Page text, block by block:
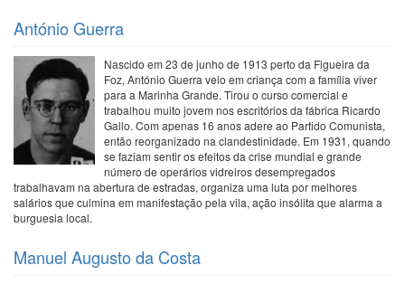
António Guerra
Nascido em 23 de junho de 1913 perto da Figueira da
Foz, António Guerra veio em criança com a família viver
para a Marinha Grande. Tirou o curso comercial e
trabalhou muito jovem nos escritórios da fábrica Ricardo
Gallo. Com apenas 16 anos adere ao Partido Comunista,
então reorganizado na clandestinidade. Em 1931, quando
se faziam sentir os efeitos da crise mundial e grande
número de operários vidreiros desempregados
trabalhavam na abertura de estradas, organiza uma luta por melhores
salários que culmina em manifestação pela vila, ação insólita que alarma a
burguesia local.
Manuel Augusto da Costa